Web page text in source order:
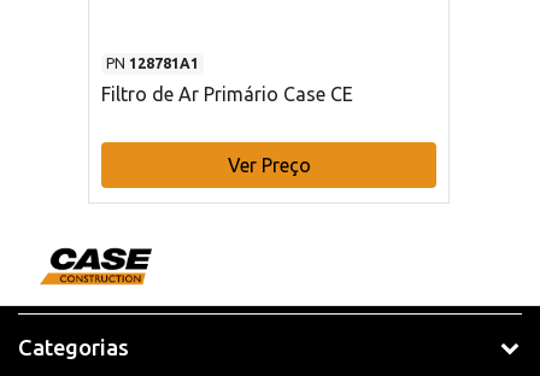
PN 128781A1
Filtro de Ar Primário Case CE
Ver Preço
Categorias